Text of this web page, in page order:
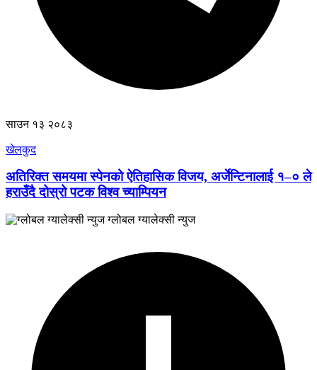
साउन १३ २०८३
खेलकुद
अतिरिक्त समयमा स्पेनको ऐतिहासिक विजय, अर्जेन्टिनालाई १–० ले
हराउँदै दोस्रो पटक विश्व च्याम्पियन
ग्लोबल ग्यालेक्सी न्युज